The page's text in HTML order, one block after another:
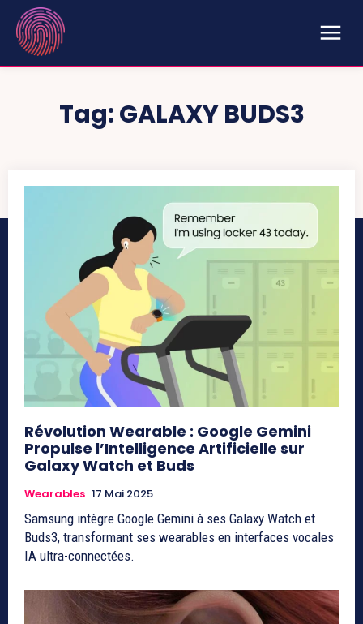
Tag:GALAXY BUDS3
Révolution Wearable : Google Gemini
Propulse l’Intelligence Artificielle sur
Galaxy Watch et Buds
Wearables 17 Mai 2025
Samsung intègre Google Gemini à ses Galaxy Watch et
Buds3, transformant ses wearables en interfaces vocales
IA ultra-connectées.